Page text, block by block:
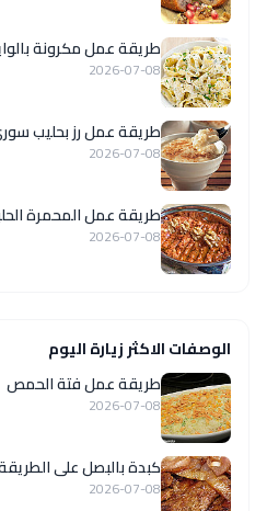
طريقة عمل مكرونة
2026-07-08
طريقة عمل رز بحليب سوري بـ 5
2026-07-08
طريقة عمل المحمرة
2026-07-08
الوصفات الاكثر زيارة اليوم
طريقة عمل فتة الحمص
2026-07-08
كبدة بالبصل على
2026-07-08